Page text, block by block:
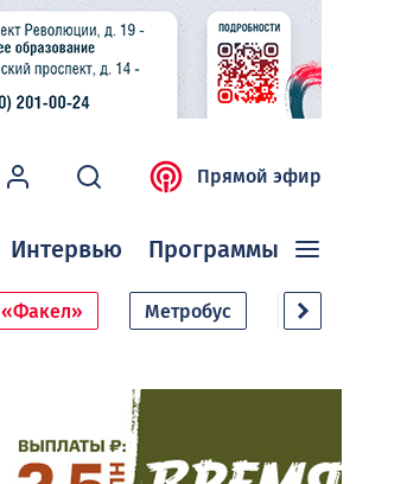
Прямой эфир
Интервью Программы
«Факел» Метробус Дачный